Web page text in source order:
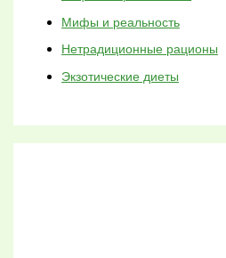
Мифы и реальность
Нетрадиционные рационы
Экзотические диеты